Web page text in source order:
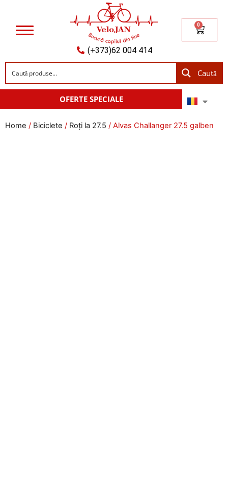
(+373)62 004 414
0
Caută
OFERTE SPECIALE
Home / Biciclete / Roți la 27.5 / Alvas Challanger 27.5 galben